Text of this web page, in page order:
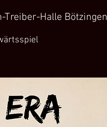
Treiber-Halle Bötzingen